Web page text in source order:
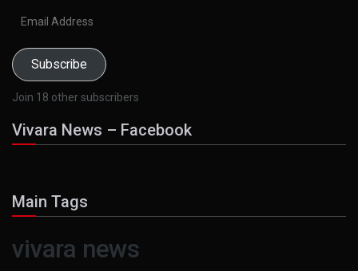
Subscribe
Join 18 other subscribers
Vivara News – Facebook
Main Tags
vivara news